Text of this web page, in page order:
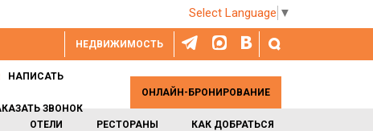
Select Language ▼
НЕДВИЖИМОСТЬ
ОТЕЛИ РЕСТОРАНЫ КАК ДОБРАТЬСЯ
НАПИСАТЬ
ЗВОНОК
ОНЛАЙН-БРОНИРОВАНИЕ